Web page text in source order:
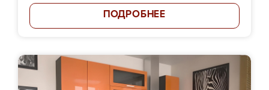
ПОДРОБНЕЕ